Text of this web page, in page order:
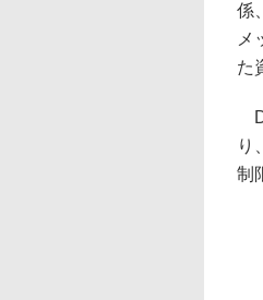
係
メ
た
り
制